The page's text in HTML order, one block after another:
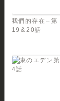
我們的存在 – 第
19 & 20話